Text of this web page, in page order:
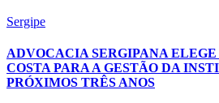
Sergipe
ADVOCACIA SERGIPANA
COSTA PARA A GESTÃO DA
PRÓXIMOS TRÊS ANOS